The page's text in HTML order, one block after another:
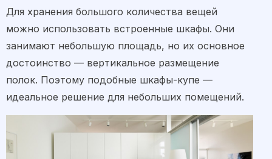
Для хранения большого количества вещей
можно использовать встроенные шкафы. Они
занимают небольшую площадь, но их основное
достоинство — вертикальное размещение
полок. Поэтому подобные шкафы-купе —
идеальное решение для небольших помещений.